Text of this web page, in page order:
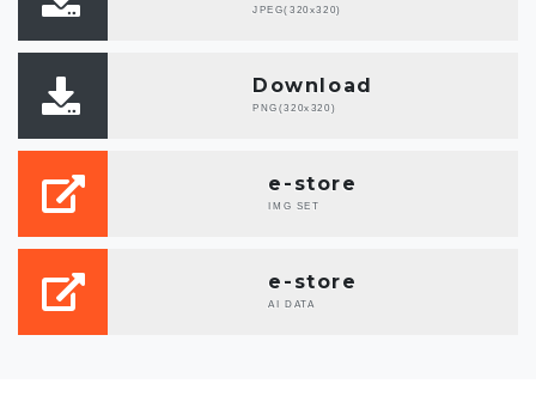
JPEG(320x320)
Download
PNG(320x320)
e-store
IMG SET
e-store
AI DATA